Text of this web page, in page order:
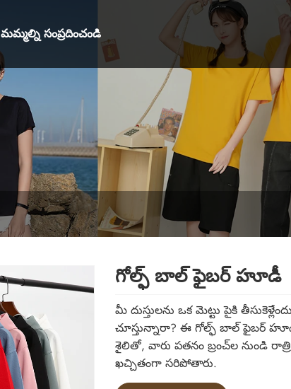
మమ్మల్ని సంప్రదించండి
గోల్ఫ్ బాల్ ఫైబర్ హూడీ
మీ దుస్తులను ఒక మెట్టు పైకి
చూస్తున్నారా? ఈ గోల్ఫ్ బాల్ ఫైబర్
శైలితో, వారు పతనం బ్రంచ్‌ల నుండి
ఖచ్చితంగా సరిపోతారు.